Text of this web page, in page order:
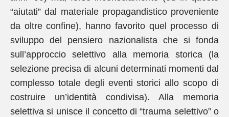
“aiutati” dal materiale propagandistico proveniente
da oltre confine), hanno favorito quel processo di
sviluppo del pensiero nazionalista che si fonda
sull’approccio selettivo alla memoria storica (la
selezione precisa di alcuni determinati momenti dal
complesso totale degli eventi storici allo scopo di
costruire un’identità condivisa). Alla memoria
selettiva si unisce il concetto di “trauma selettivo” o